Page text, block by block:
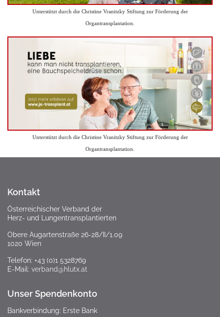
Unterstützt durch die Christine Vranitzky Stiftung zur Förderung der
Organtransplantation.
Unterstützt durch die Christine Vranitzky Stiftung zur Förderung der
Organtransplantation.
Kontakt
Österreichischer Verband der
Herz- und Lungentransplantierten
Obere Augartenstraße 26-28/II/1.09
1020 Wien
Telefon: +43 (0)1 5328769
E-Mail: verband@hlutx.at
Unser Spendenkonto
Bankverbindung: Erste Bank